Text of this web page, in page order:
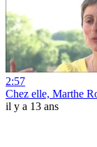
2:57
Chez elle, Marthe
il y a 13 ans